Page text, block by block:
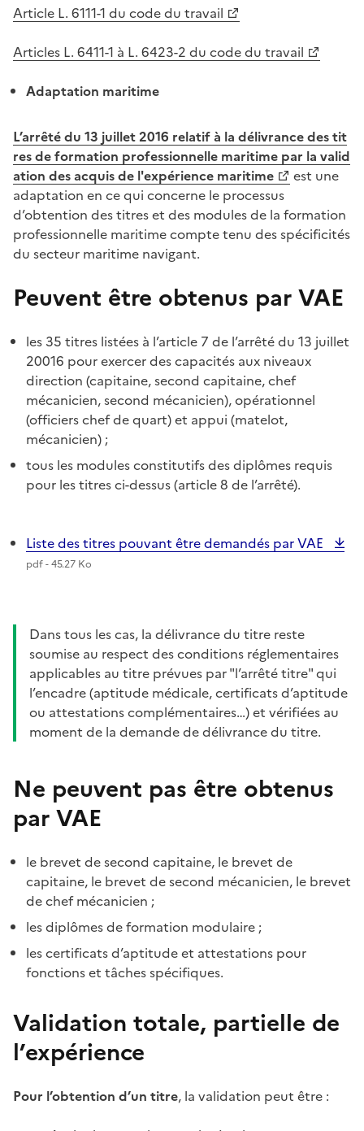
Article L. 6111-1 du code du travail
Articles L. 6411-1 à L. 6423-2 du code du travail
Adaptation maritime
L’arrêté du 13 juillet 2016 relatif à la délivrance des tit
res de formation professionnelle maritime par la valid
ation des acquis de l'expérience maritime
est une
adaptation en ce qui concerne le processus
d’obtention des titres et des modules de la formation
professionnelle maritime compte tenu des spécificités
du secteur maritime navigant.
Peuvent être obtenus par VAE
les 35 titres listées à l’article 7 de l’arrêté du 13 juillet
20016 pour exercer des capacités aux niveaux
direction (capitaine, second capitaine, chef
mécanicien, second mécanicien), opérationnel
(officiers chef de quart) et appui (matelot,
mécanicien) ;
tous les modules constitutifs des diplômes requis
pour les titres ci-dessus (article 8 de l’arrêté).
Liste des titres pouvant être demandés par VAE
pdf - 45.27 Ko
Dans tous les cas, la délivrance du titre reste
soumise au respect des conditions réglementaires
applicables au titre prévues par "l’arrêté titre" qui
l’encadre (aptitude médicale, certificats d’aptitude
ou attestations complémentaires…) et vérifiées au
moment de la demande de délivrance du titre.
Ne peuvent pas être obtenus
par VAE
le brevet de second capitaine, le brevet de
capitaine, le brevet de second mécanicien, le brevet
de chef mécanicien ;
les diplômes de formation modulaire ;
les certificats d’aptitude et attestations pour
fonctions et tâches spécifiques.
Validation totale, partielle de
l’expérience
Pour l’obtention d’un titre, la validation peut être :